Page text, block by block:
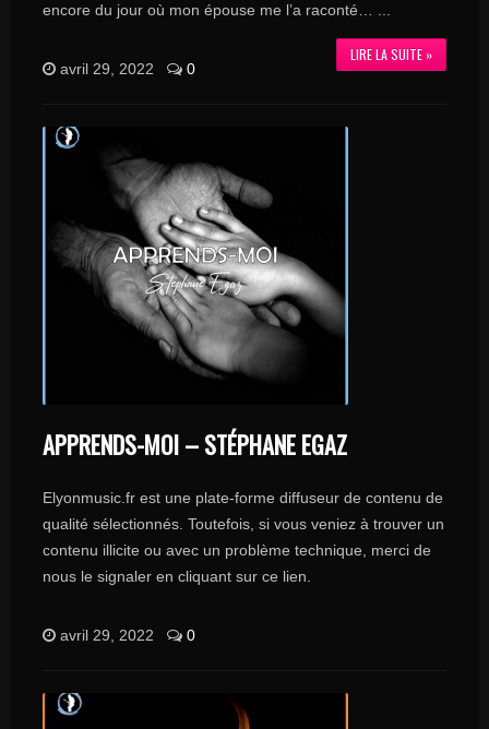
encore du jour où mon épouse me l’a raconté… ...
LIRE LA SUITE »
avril 29, 2022 0
APPRENDS-MOI – STÉPHANE EGAZ
Elyonmusic.fr est une plate-forme diffuseur de contenu de
qualité sélectionnés. Toutefois, si vous veniez à trouver un
contenu illicite ou avec un problème technique, merci de
nous le signaler en cliquant sur ce lien.
avril 29, 2022 0